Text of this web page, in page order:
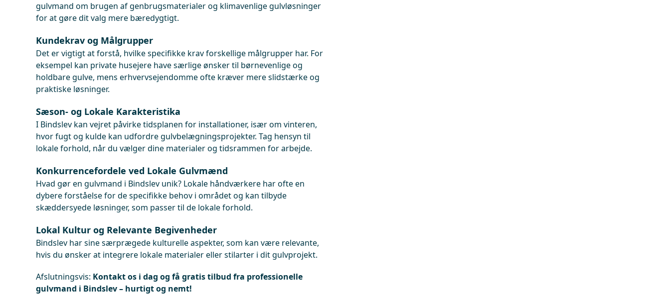
gulvmand om brugen af genbrugsmaterialer og klimavenlige gulvløsninger
for at gøre dit valg mere bæredygtigt.
Kundekrav og Målgrupper
Det er vigtigt at forstå, hvilke specifikke krav forskellige målgrupper har. For
eksempel kan private husejere have særlige ønsker til børnevenlige og
holdbare gulve, mens erhvervsejendomme ofte kræver mere slidstærke og
praktiske løsninger.
Sæson- og Lokale Karakteristika
I Bindslev kan vejret påvirke tidsplanen for installationer, især om vinteren,
hvor fugt og kulde kan udfordre gulvbelægningsprojekter. Tag hensyn til
lokale forhold, når du vælger dine materialer og tidsrammen for arbejde.
Konkurrencefordele ved Lokale Gulvmænd
Hvad gør en gulvmand i Bindslev unik? Lokale håndværkere har ofte en
dybere forståelse for de specifikke behov i området og kan tilbyde
skæddersyede løsninger, som passer til de lokale forhold.
Lokal Kultur og Relevante Begivenheder
Bindslev har sine særprægede kulturelle aspekter, som kan være relevante,
hvis du ønsker at integrere lokale materialer eller stilarter i dit gulvprojekt.
Afslutningsvis: Kontakt os i dag og få gratis tilbud fra professionelle
gulvmand i Bindslev – hurtigt og nemt!